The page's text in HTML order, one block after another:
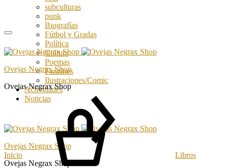
subculturas
punk
Biografías
Fútbol y Gradas
Política
Cultura
Poemas
Fanzines
Ilustraciones/Comic
Actividades
Noticias
Ovejas Negrax Shop
Ovejas Negrax Shop
Ovejas Negrax Shop
Ovejas Negrax Shop
Inicio Libros